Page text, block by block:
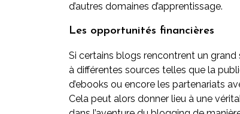
d’autres domaines d’apprentissage.
Les opportunités financières
Si certains blogs rencontrent un
à différentes sources telles que la
d’ebooks ou encore les partenariats
Cela peut alors donner lieu à une